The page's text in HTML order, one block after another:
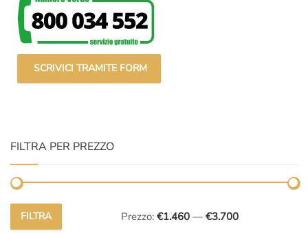
SCRIVICI TRAMITE FORM
FILTRA PER PREZZO
Prezzo
Prezzo
FILTRA Prezzo: €1.460 — €3.700